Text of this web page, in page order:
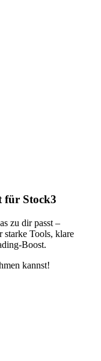
für Stock3
zu dir passt –
starke Tools, klare
Boost.
kannst!